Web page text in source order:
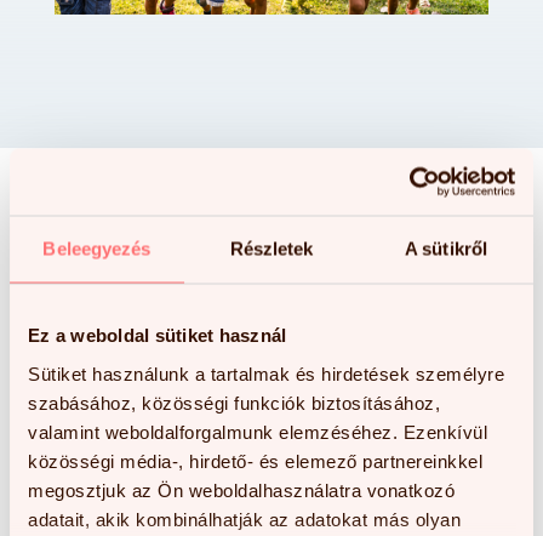
Beleegyezés Részletek A sütikről
Ez a weboldal sütiket használ
Sütiket használunk a tartalmak és hirdetések személyre
szabásához, közösségi funkciók biztosításához,
valamint weboldalforgalmunk elemzéséhez. Ezenkívül
közösségi média-, hirdető- és elemező partnereinkkel
megosztjuk az Ön weboldalhasználatra vonatkozó
adatait, akik kombinálhatják az adatokat más olyan
VAN KIÚT AZ ADHD-
BÓL!
A jó hír az, hogy a figyelemzavar hatékony
kezelése, a koncentrációs zavar
megszüntetése szabadalmaztatott